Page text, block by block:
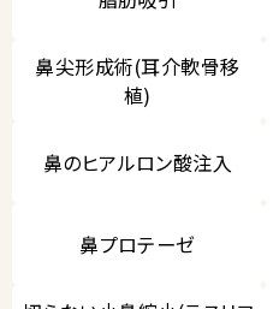
鼻尖形成術(耳介軟骨移
植)
鼻のヒアルロン酸注入
鼻プロテーゼ